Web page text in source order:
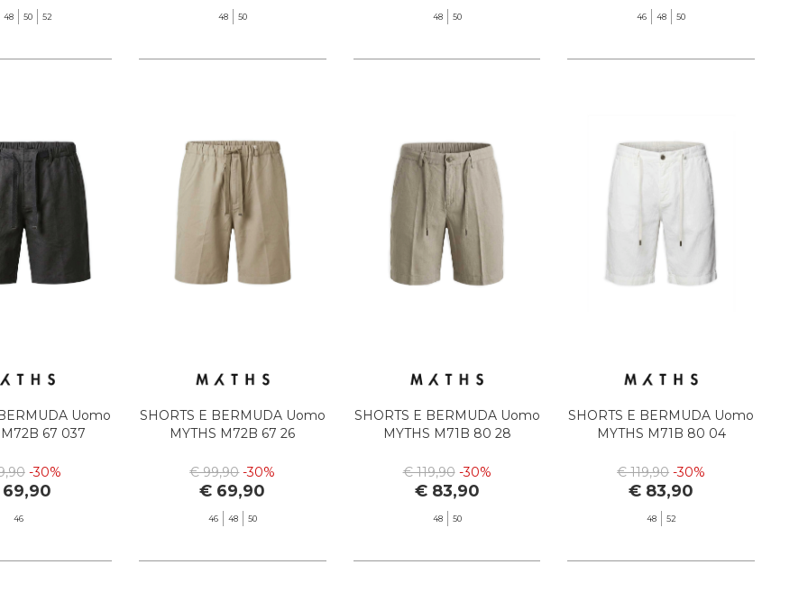
48 50 52 48 50 48 50 46 48 50
Uomo
M72B 67 037
-30%
46
SHORTS E BERMUDA Uomo
MYTHS M72B 67 26
€ 99,90 -30%
€ 69,90
46 48 50
SHORTS E BERMUDA Uomo
MYTHS M71B 80 28
€ 119,90 -30%
€ 83,90
48 50
SHORTS E BERMUDA Uomo
MYTHS M71B 80 04
€ 119,90 -30%
€ 83,90
48 52